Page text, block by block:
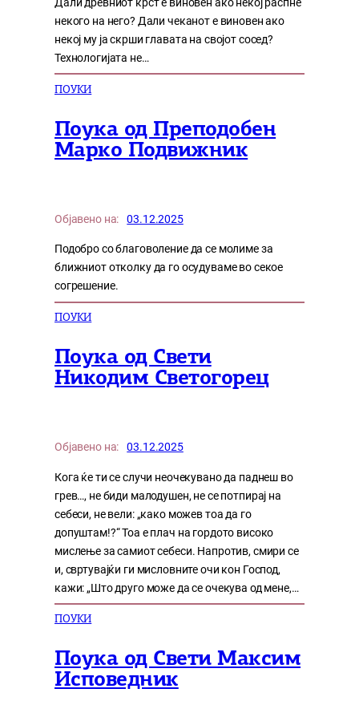
Дали древниот крст е виновен ако некој распне
некого на него? Дали чеканот е виновен ако
некој му ја скрши главата на својот сосед?
Технологијата не…
ПОУКИ
Поука од Преподобен
Марко Подвижник
Објавено на: 03.12.2025
Подобро со благоволение да се молиме за
ближниот отколку да го осудуваме во секое
согрешение.
ПОУКИ
Поука од Свети
Никодим Светогорец
Објавено на: 03.12.2025
Кога ќе ти се случи неочекувано да паднеш во
грев…, не биди малодушен, не се потпирај на
себеси, не вели: „како можев тоа да го
допуштам!?“ Тоа е плач на гордото високо
мислење за самиот себеси. Напротив, смири се
и, свртувајќи ги мисловните очи кон Господ,
кажи: „Што друго може да се очекува од мене,…
ПОУКИ
Поука од Свети Максим
Исповедник